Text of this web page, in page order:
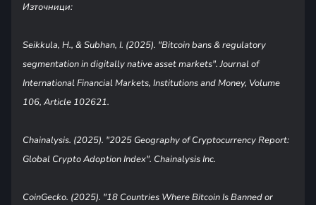
Източници:
Seikkula, H., & Subhan, I. (2025). "Bitcoin bans & regulatory
segmentation in digitally native asset markets". Journal of
International Financial Markets, Institutions and Money, Volume
106, Article 102621.
Chainalysis. (2025). "2025 Geography of Cryptocurrency Report:
Global Crypto Adoption Index". Chainalysis Inc.
CoinGecko. (2025). "18 Countries Where Bitcoin Is Banned or